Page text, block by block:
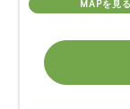
MAPを見る